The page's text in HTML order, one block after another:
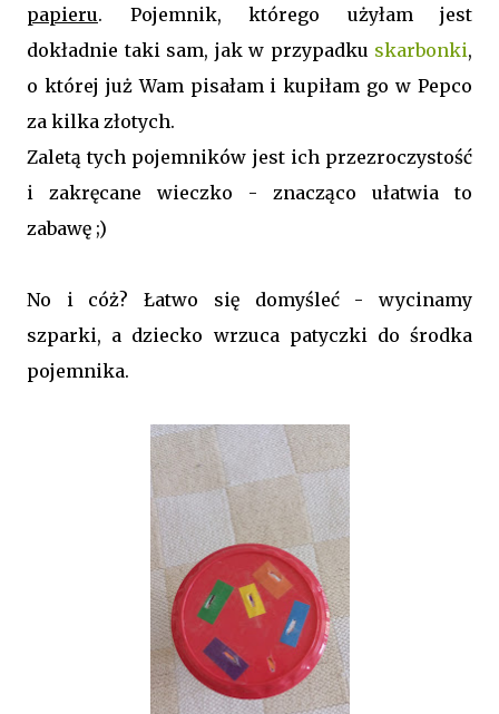
papieru. Pojemnik, którego użyłam jest
dokładnie taki sam, jak w przypadku skarbonki,
o której już Wam pisałam i kupiłam go w Pepco
za kilka złotych.
Zaletą tych pojemników jest ich przezroczystość
i zakręcane wieczko - znacząco ułatwia to
zabawę ;)
No i cóż? Łatwo się domyśleć - wycinamy
szparki, a dziecko wrzuca patyczki do środka
pojemnika.